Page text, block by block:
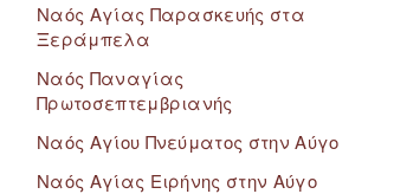
Ναός Αγίας Παρασκευής στα
Ξεράμπελα
Ναός Παναγίας
Πρωτοσεπτεμβριανής
Ναός Αγίου Πνεύματος στην Αύγο
Ναός Αγίας Ειρήνης στην Αύγο